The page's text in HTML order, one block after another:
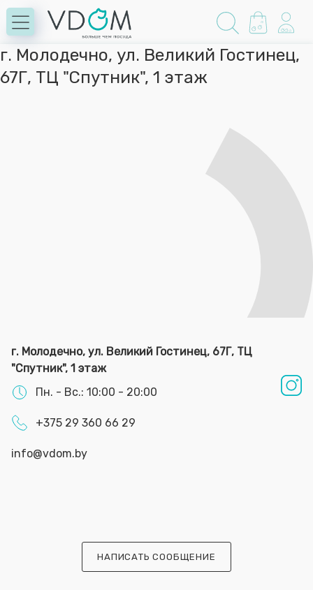
г. Молодечно, ул. Великий Гостинец,
67Г, ТЦ "Спутник", 1 этаж
г. Молодечно, ул. Великий Гостинец, 67Г, ТЦ
"Спутник", 1 этаж
Пн. - Вс.: 10:00 - 20:00
+375 29 360 66 29
info@vdom.by
НАПИСАТЬ СООБЩЕНИЕ